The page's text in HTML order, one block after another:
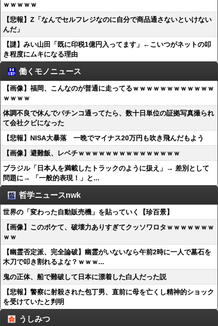
ｗｗｗｗｗ
【悲報】Z「なんでセルフレジなのに自分で商品通さないといけない
んだ」
【謎】みい山田「既に印税1億円入ってます」←こいつがネットの叩
き程度にムキになる理由
働くモノニュース
【画像】福岡、こんなのが普通に走ってるｗｗｗｗｗｗｗｗｗｗｗｗ
ｗｗｗｗ
体調不良で休んでパチンコ通ってたら、数十日単位の証拠写真撮られ
て会社クビになった
【悲報】NISA大暴落 一晩でマイナス20万円も吹き飛んだもよう
【画像】避難飯、レベチｗｗｗｗｗｗｗｗｗｗｗｗｗｗｗ
ブラジル「日本人を満載したトラックのように扱え」→ 差別として
問題に→ 「一般的表現！」と...
哲学ニュースnwk
世界の「変わった自動販売機」を貼っていく【珍百景】
【画像】このボケて、破壊力ありすぎてクッソワロタｗｗｗｗｗｗｗ
ｗｗ
【幽霊否定派、完全論破】幽霊がいないなら午前2時に一人で墓石を
木刀で叩き割れるよな？ｗｗｗ...
鬼の正体、船で難破して日本に漂着した白人だった説
【悲報】警察に射殺された包丁男、直前に母を亡くし精神的ショック
を受けていたと判明
うしみつ